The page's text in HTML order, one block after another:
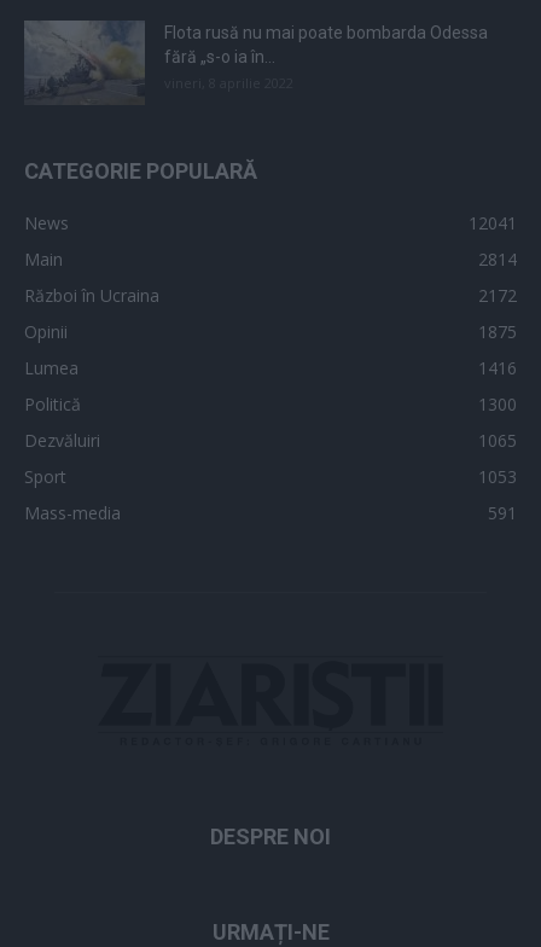
Flota rusă nu mai poate bombarda Odessa
fără „s-o ia în...
CATEGORIE POPULARĂ
News
12041
Main
2814
Război în Ucraina
2172
Opinii
1875
Lumea
1416
Politică
1300
Dezvăluiri
1065
Sport
1053
Mass-media
591
DESPRE NOI
URMAȚI-NE